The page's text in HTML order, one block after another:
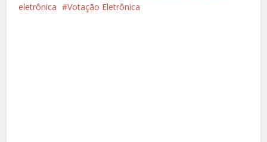
eletrônica
Votação Eletrônica